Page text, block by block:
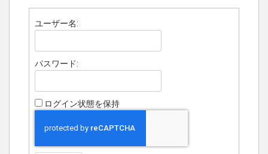
ユーザー名:
パスワード:
ログイン状態を保持